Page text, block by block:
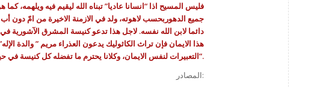
فليس المسيح اذا “انسانا عاديا” تبناه الله ليقيم فيه ويلهمه،
جميع الدهوربحسب لاهوته، ولد في الازمنة الاخيرة من امّ دون
دائما لابن الله نفسه. لاجل هذا تدعو كنيسة المشرق الآشورية
هذا الايمان فإن تراث الكاثوليك يدعون العذراء مريم ” والدة
التعبيرات لنفس الايمان، وكلانا يحترم ما تفضله كل كنيسة في حياتها الليتورجية وتقواها”.
المصادر: